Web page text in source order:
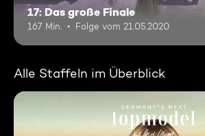
17: Das große Finale
167 Min. Folge vom 21.05.2020
Alle Staffeln im Überblick